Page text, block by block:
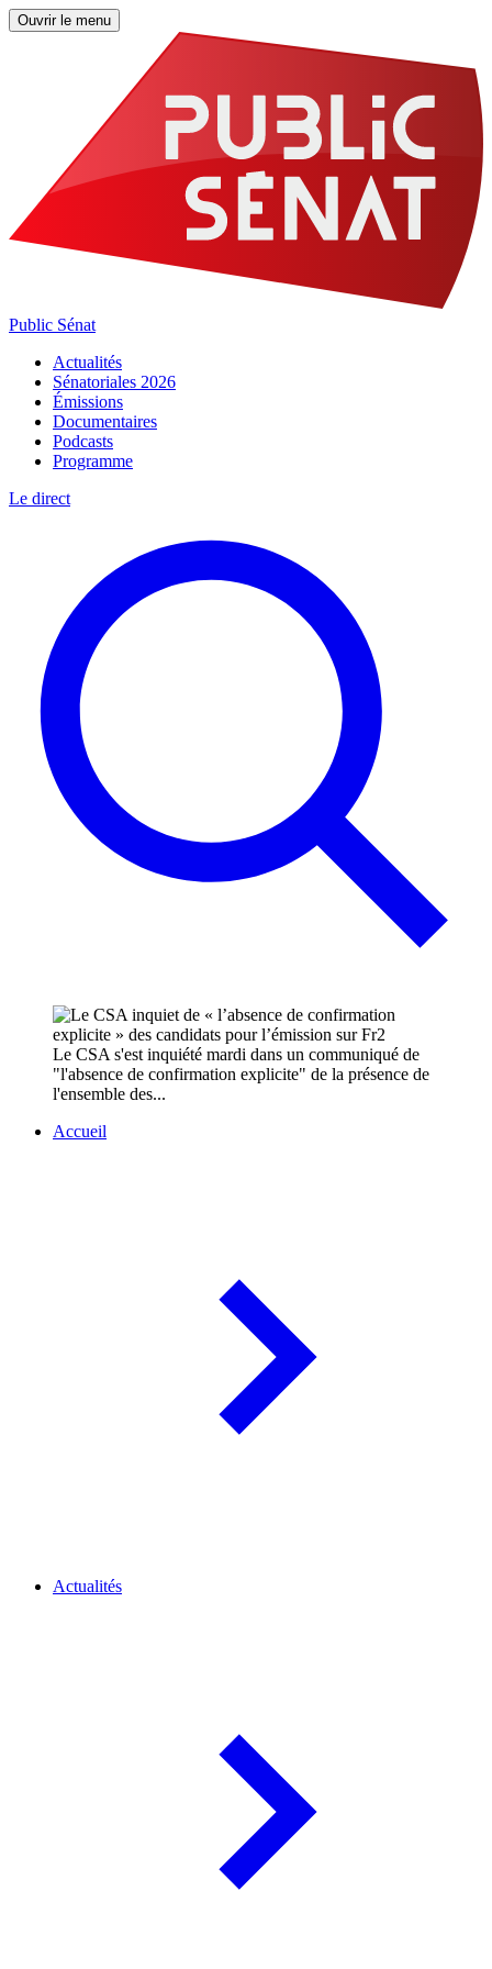
Ouvrir le menu
Public Sénat
Actualités
Sénatoriales 2026
Émissions
Documentaires
Podcasts
Programme
Le direct
Le CSA s'est inquiété mardi dans un communiqué de
"l'absence de confirmation explicite" de la présence de
l'ensemble des...
Accueil
Actualités